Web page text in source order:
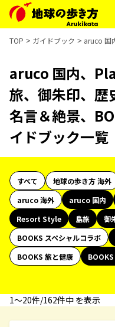
TOP ガイドブック aruco 国
aruco 国内、
旅、御朱印、歴
名言＆絶景、
イドブック一覧
すべて 地球の歩き方 海外
aruco 海外
aruco 国内
Resort Style
島旅 御
BOOKS スペシャルコラボ
BOOKS 旅と健康
1〜20件/162件中 を表示